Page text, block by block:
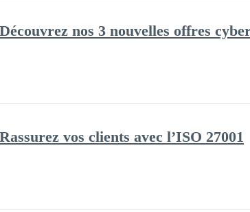
nos 3 nouvelles offres
vos clients avec l’ISO 27001